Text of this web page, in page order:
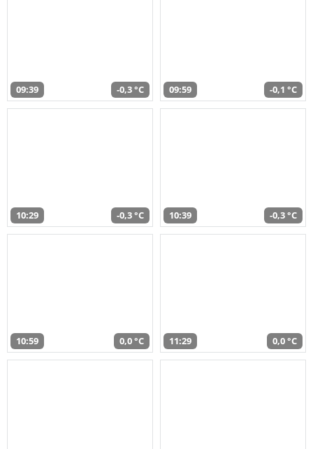
09:39 -0,3 °C 09:59 -0,1 °C
10:29 -0,3 °C 10:39 -0,3 °C
10:59 0,0 °C 11:29 0,0 °C